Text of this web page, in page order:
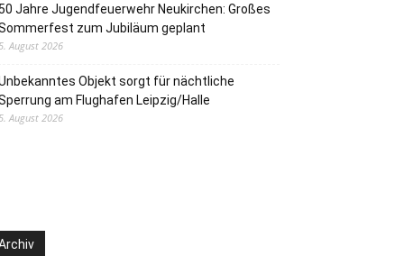
Jahre Jugendfeuerwehr Neukirchen: Großes
zum Jubiläum geplant
August 2026
Objekt sorgt für nächtliche
am Flughafen Leipzig/Halle
August 2026